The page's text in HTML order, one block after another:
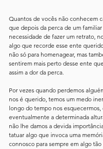
Quantos de vocês não conhecem
que depois da perca de um
necessidade de fazer um retrato,
algo que recorde esse ente
não só para homenagear, mas
sentirem mais perto desse ente
assim a dor da perca.
Por vezes quando perdemos
nos é querido, temos um medo
longo do tempo nos esquecermos,
eventualmente a determinada
não lhe damos a devida
tatuar algo que invoca uma
connosco para sempre em algo